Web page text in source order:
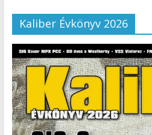
Kaliber Évkönyv 2026